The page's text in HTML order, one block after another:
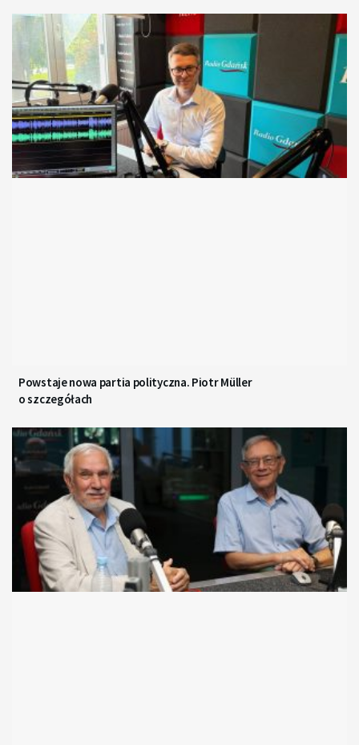
Powstaje nowa partia polityczna. Piotr Müller
o szczegółach